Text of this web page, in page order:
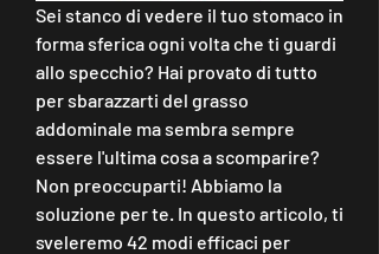
Sei stanco di vedere il tuo stomaco in
forma sferica ogni volta che ti guardi
allo specchio? Hai provato di tutto
per sbarazzarti del grasso
addominale ma sembra sempre
essere l'ultima cosa a scomparire?
Non preoccuparti! Abbiamo la
soluzione per te. In questo articolo, ti
sveleremo 42 modi efficaci per